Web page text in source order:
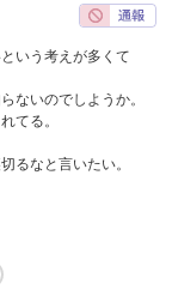
いう考えが多くて
ないのでしようか。
てる。
るなと言いたい。